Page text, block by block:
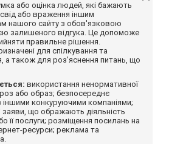
або оцінка людей, які бажають
або враження іншим
нашого сайту з обов'язковою
залишеного відгука. Це допоможе
правильне рішення.
для спілкування та
а також для роз'яснення питань, що
використання ненормативної
або образ; безпосереднє
іншими конкуруючими компаніями;
заяви, що ображають діяльність
її послуги; розміщення посилань на
ресурси; реклама та